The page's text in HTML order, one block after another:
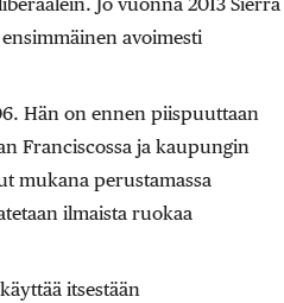
avoimesti
Hän on ennen piispuuttaan
Franciscossa ja kaupungin
mukana perustamassa
ilmaista ruokaa
itsestään